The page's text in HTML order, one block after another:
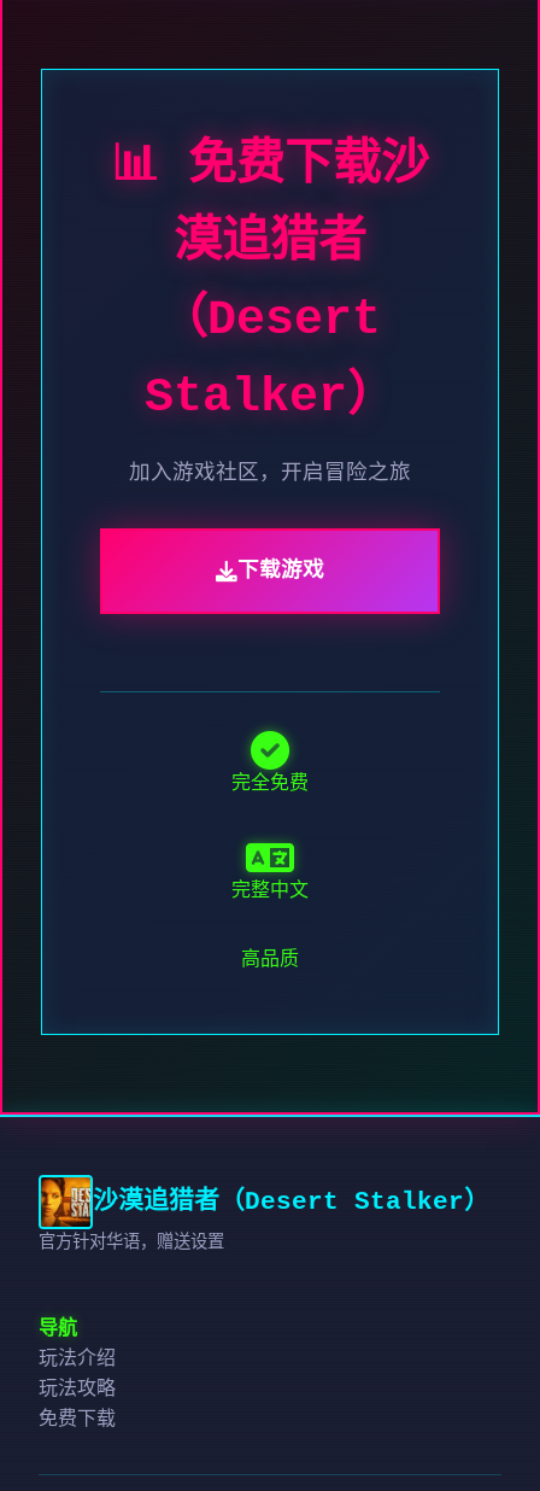
📊 免费下载沙
漠追猎者
（Desert
Stalker）
加入游戏社区，开启冒险之旅
下载游戏
完全免费
完整中文
高品质
沙漠追猎者（Desert Stalker）
官方针对华语，赠送设置
导航
玩法介绍
玩法攻略
免费下载